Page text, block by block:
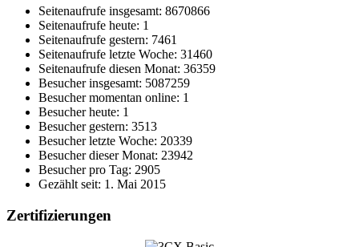
Seitenaufrufe insgesamt: 8670866
Seitenaufrufe heute: 1
Seitenaufrufe gestern: 7461
Seitenaufrufe letzte Woche: 31460
Seitenaufrufe diesen Monat: 36359
Besucher insgesamt: 5087259
Besucher momentan online: 1
Besucher heute: 1
Besucher gestern: 3513
Besucher letzte Woche: 20339
Besucher dieser Monat: 23942
Besucher pro Tag: 2905
Gezählt seit: 1. Mai 2015
Zertifizierungen